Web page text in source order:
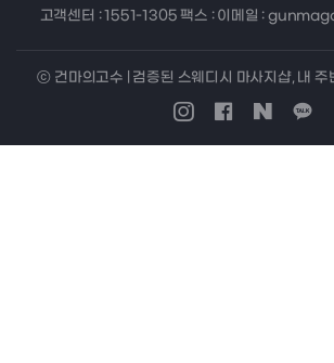
고객센터 : 1551-1305 팩스 : 이메일 :
ⓒ 건마의고수 | 검증된 스웨디시 마사지샵, 내 주